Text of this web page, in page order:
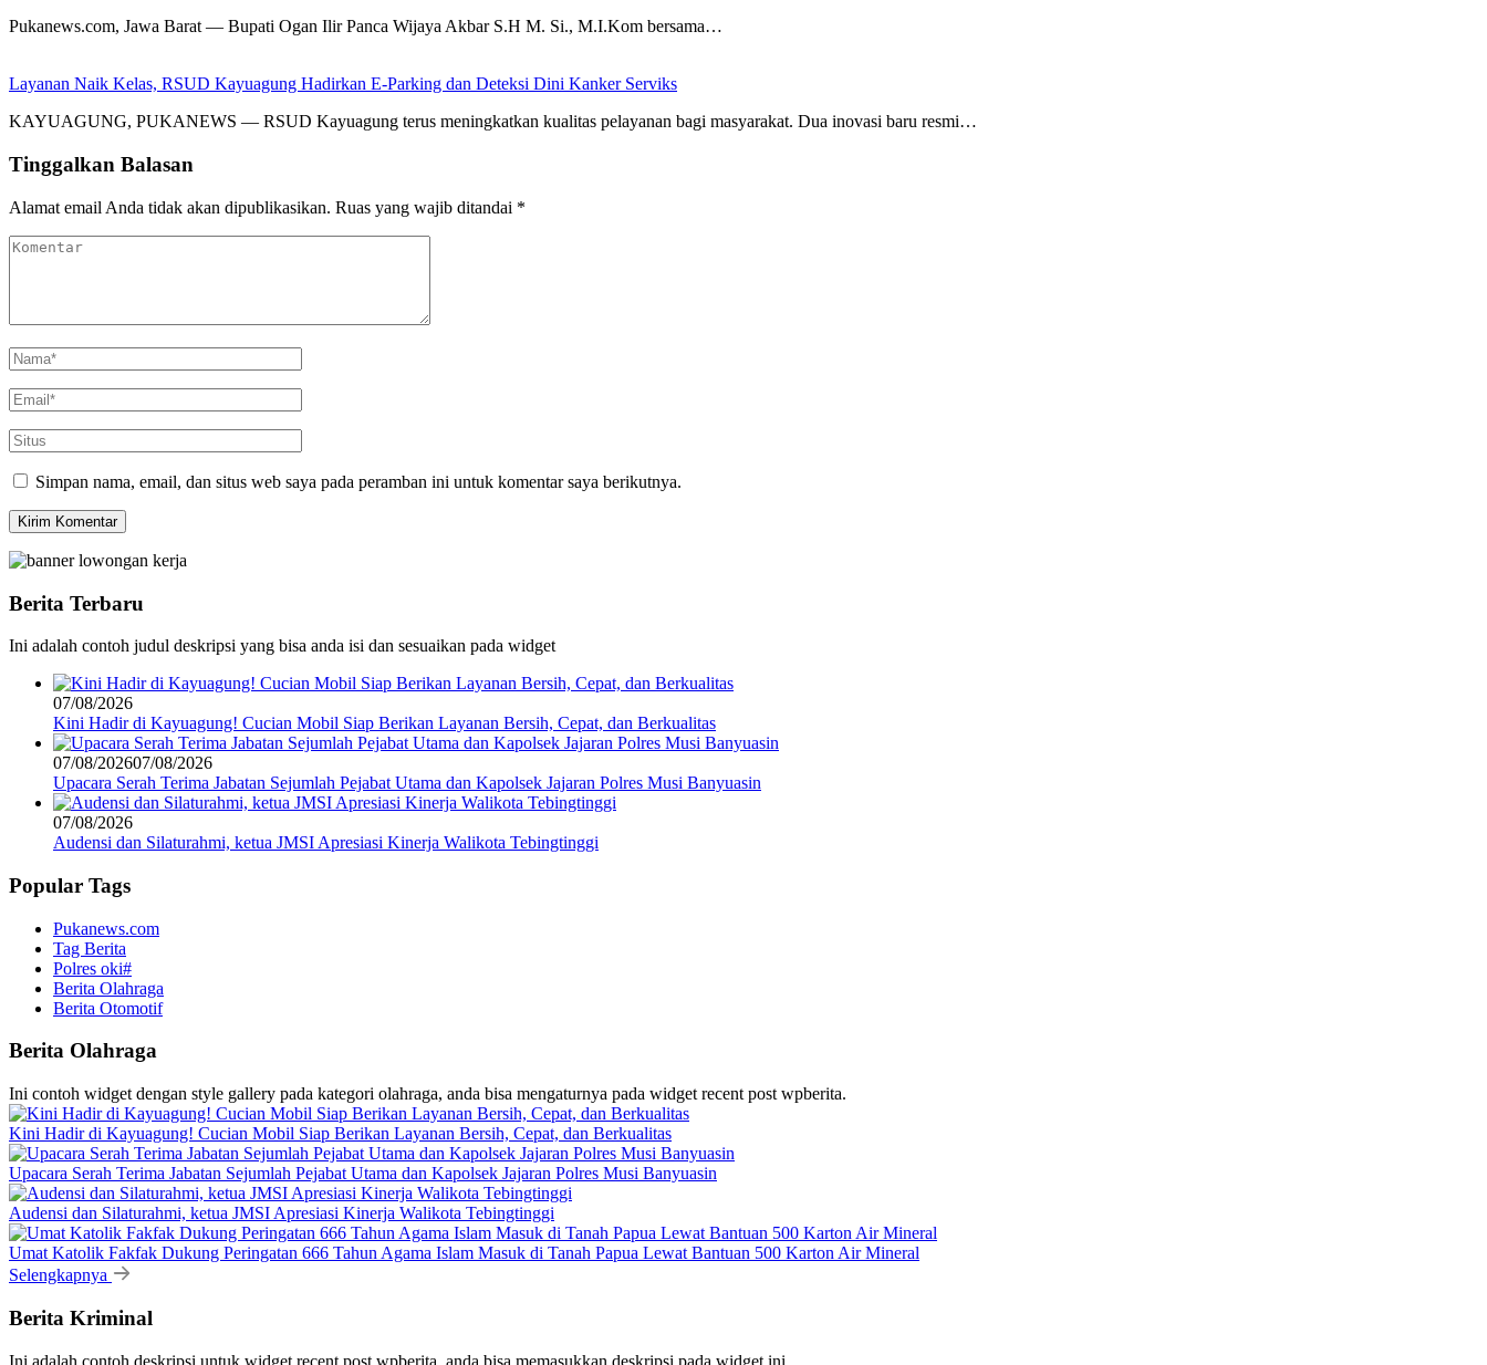
Pukanews.com, Jawa Barat — Bupati Ogan Ilir Panca Wijaya Akbar S.H M. Si., M.I.Kom bersama…
Layanan Naik Kelas, RSUD Kayuagung Hadirkan E-Parking dan Deteksi Dini Kanker Serviks
KAYUAGUNG, PUKANEWS — RSUD Kayuagung terus meningkatkan kualitas pelayanan bagi masyarakat. Dua inovasi baru resmi…
Tinggalkan Balasan
Alamat email Anda tidak akan dipublikasikan. Ruas yang wajib ditandai *
Simpan nama, email, dan situs web saya pada peramban ini untuk komentar saya berikutnya.
Berita Terbaru
Ini adalah contoh judul deskripsi yang bisa anda isi dan sesuaikan pada widget
07/08/2026
Kini Hadir di Kayuagung! Cucian Mobil Siap Berikan Layanan Bersih, Cepat, dan Berkualitas
07/08/202607/08/2026
Upacara Serah Terima Jabatan Sejumlah Pejabat Utama dan Kapolsek Jajaran Polres Musi Banyuasin
07/08/2026
Audensi dan Silaturahmi, ketua JMSI Apresiasi Kinerja Walikota Tebingtinggi
Popular Tags
Pukanews.com
Tag Berita
Polres oki#
Berita Olahraga
Berita Otomotif
Berita Olahraga
Ini contoh widget dengan style gallery pada kategori olahraga, anda bisa mengaturnya pada widget recent post wpberita.
Kini Hadir di Kayuagung! Cucian Mobil Siap Berikan Layanan Bersih, Cepat, dan Berkualitas
Upacara Serah Terima Jabatan Sejumlah Pejabat Utama dan Kapolsek Jajaran Polres Musi Banyuasin
Audensi dan Silaturahmi, ketua JMSI Apresiasi Kinerja Walikota Tebingtinggi
Umat Katolik Fakfak Dukung Peringatan 666 Tahun Agama Islam Masuk di Tanah Papua Lewat Bantuan 500 Karton Air Mineral
Selengkapnya
Berita Kriminal
Ini adalah contoh deskripsi untuk widget recent post wpberita, anda bisa memasukkan deskripsi pada widget ini.